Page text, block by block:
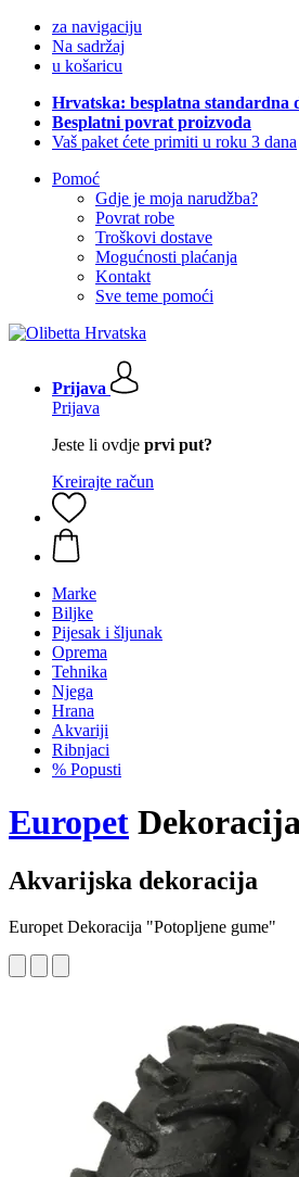
za navigaciju
Na sadržaj
u košaricu
Hrvatska: besplatna standardna
Besplatni povrat proizvoda
Vaš paket ćete primiti u roku 3 dana
Pomoć
Gdje je moja narudžba?
Povrat robe
Troškovi dostave
Mogućnosti plaćanja
Kontakt
Sve teme pomoći
Prijava
Prijava
Jeste li ovdje prvi put?
Kreirajte račun
Marke
Biljke
Pijesak i šljunak
Oprema
Tehnika
Njega
Hrana
Akvariji
Ribnjaci
% Popusti
Europet
Akvarijska dekoracija
Europet Dekoracija "Potopljene gume"